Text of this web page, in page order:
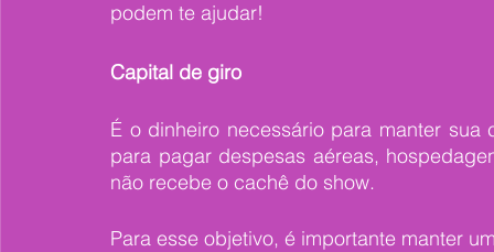
podem te ajudar!
Capital de giro
É o dinheiro necessário para manter
para pagar despesas aéreas,
não recebe o cachê do show.
Para esse objetivo, é importante manter